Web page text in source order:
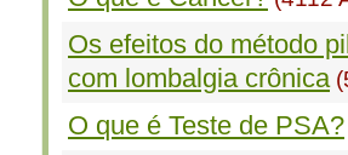
Os efeitos do método
com lombalgia crônica
O que é Teste de PSA?